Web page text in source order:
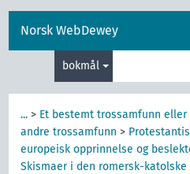
Norsk WebDewey
bokmål
... > Et bestemt trossamfunn eller
andre trossamfunn >
europeisk opprinnelse og
Skismaer i den romersk-